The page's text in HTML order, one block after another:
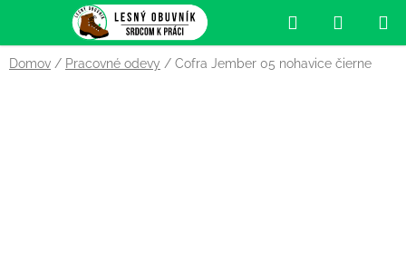
obsah
Hľadať
KOŠÍK
Domov / Pracovné odevy / Cofra Jember 05 nohavice čierne